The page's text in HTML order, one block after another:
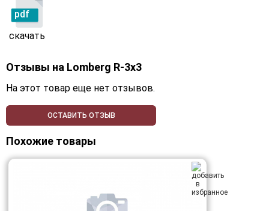
pdf
скачать
Отзывы на Lomberg R-3х3
На этот товар еще нет отзывов.
ОСТАВИТЬ ОТЗЫВ
Похожие товары